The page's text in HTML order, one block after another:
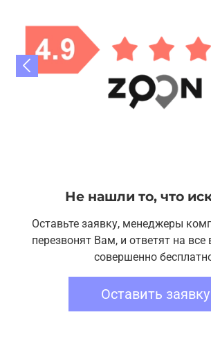
Не нашли то, что
Оставьте заявку, менеджеры
перезвонят Вам, и ответят на
совершенно
Оставить заявку